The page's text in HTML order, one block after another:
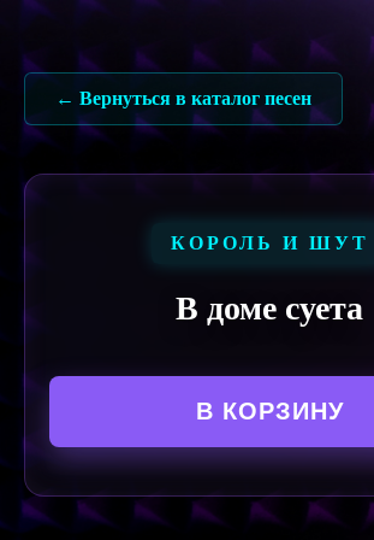
Перейти
содержимому
← Вернуться в каталог песен
КОРОЛЬ И ШУТ
В доме суета
В КОРЗИНУ